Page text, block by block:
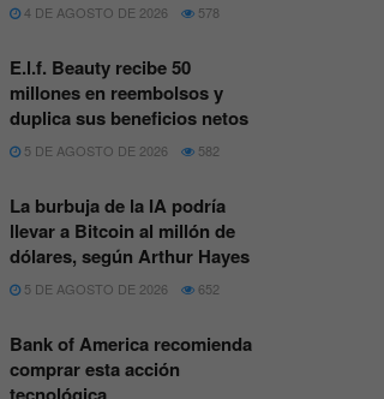
4 DE AGOSTO DE 2026 578
E.l.f. Beauty recibe 50
millones en reembolsos y
duplica sus beneficios netos
5 DE AGOSTO DE 2026 582
La burbuja de la IA podría
llevar a Bitcoin al millón de
dólares, según Arthur Hayes
5 DE AGOSTO DE 2026 652
Bank of America recomienda
comprar esta acción